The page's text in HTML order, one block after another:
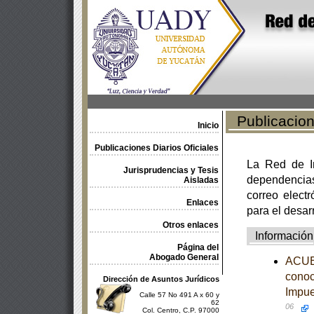
Inicio
Publicaciones Diarios Oficiales
Jurisprudencias y Tesis
Aisladas
Enlaces
Otros enlaces
Página del
Abogado General
Dirección de Asuntos Jurídicos
Calle 57 No 491 A x 60 y
62
Col. Centro, C.P. 97000
La Red de
correo
para el
Información
06